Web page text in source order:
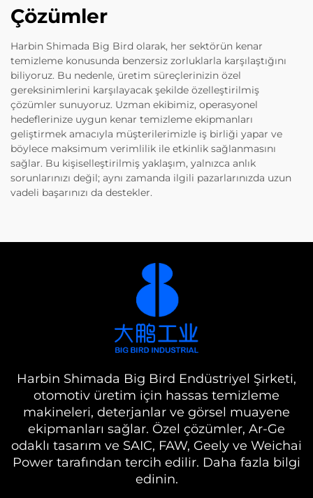
Çözümler
Harbin Shimada Big Bird olarak, her sektörün kenar
temizleme konusunda benzersiz zorluklarla karşılaştığını
biliyoruz. Bu nedenle, üretim süreçlerinizin özel
gereksinimlerini karşılayacak şekilde özelleştirilmiş
çözümler sunuyoruz. Uzman ekibimiz, operasyonel
hedeflerinize uygun kenar temizleme ekipmanları
geliştirmek amacıyla müşterilerimizle iş birliği yapar ve
böylece maksimum verimlilik ile etkinlik sağlanmasını
sağlar. Bu kişiselleştirilmiş yaklaşım, yalnızca anlık
sorunlarınızı değil; aynı zamanda ilgili pazarlarınızda uzun
vadeli başarınızı da destekler.
Harbin Shimada Big Bird Endüstriyel Şirketi,
otomotiv üretim için hassas temizleme
makineleri, deterjanlar ve görsel muayene
ekipmanları sağlar. Özel çözümler, Ar-Ge
odaklı tasarım ve SAIC, FAW, Geely ve Weichai
Power tarafından tercih edilir. Daha fazla bilgi
edinin.